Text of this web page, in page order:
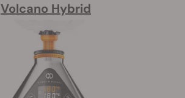
Volcano Hybrid